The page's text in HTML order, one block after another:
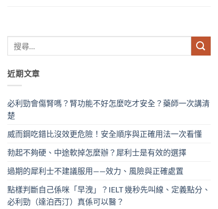
近期文章
必利勁會傷腎嗎？腎功能不好怎麼吃才安全？藥師一次講清
楚
威而鋼吃錯比沒效更危險！安全順序與正確用法一次看懂
勃起不夠硬、中途軟掉怎麼辦？犀利士是有效的選擇
過期的犀利士不建議服用——效力、風險與正確處置
點樣判斷自己係咪「早洩」？IELT 幾秒先叫線、定義點分、
必利勁（達泊西汀）真係可以醫？